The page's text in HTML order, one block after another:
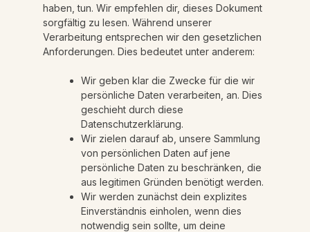
haben, tun. Wir empfehlen dir, dieses Dokument
sorgfältig zu lesen. Während unserer
Verarbeitung entsprechen wir den gesetzlichen
Anforderungen. Dies bedeutet unter anderem:
Wir geben klar die Zwecke für die wir
persönliche Daten verarbeiten, an. Dies
geschieht durch diese
Datenschutzerklärung.
Wir zielen darauf ab, unsere Sammlung
von persönlichen Daten auf jene
persönliche Daten zu beschränken, die
aus legitimen Gründen benötigt werden.
Wir werden zunächst dein explizites
Einverständnis einholen, wenn dies
notwendig sein sollte, um deine